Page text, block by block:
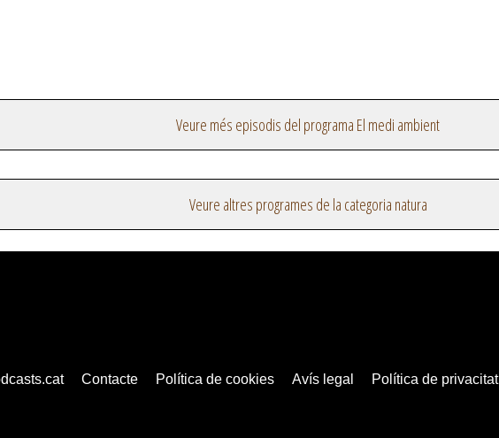
Veure més episodis del programa El medi ambient
Veure altres programes de la categoria natura
Contacte Política de cookies Avís legal Política de privacitat